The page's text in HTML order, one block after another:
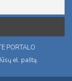
PORTALO
el. paštą.